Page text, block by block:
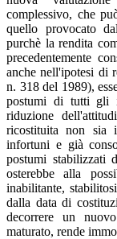
complessivo, che
quello provocato
purchè la rendita
precedentemente
anche nell'ipotesi di
n. 318 del 1989),
postumi di tutti gli
riduzione
ricostituita non sia
infortuni e già
postumi stabilizzati
osterebbe alla
inabilitante,
dalla data di
decorrere un
maturato, rende